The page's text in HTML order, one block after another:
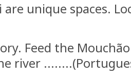
are unique spaces.
Feed the
river